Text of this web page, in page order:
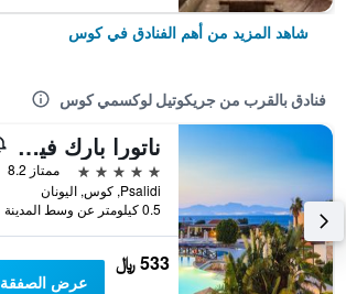
شاهد المزيد من أهم الفنادق في كوس
فنادق بالقرب من جريكوتيل لوكسمي كوس
ناتورا بارك فيليدج هوتل آند سبا
5 نجوم
ممتاز 8.2
Psalidi, كوس, اليونان
0.5 كيلومتر عن وسط المدينة
533 ﷼
عرض الصفقة